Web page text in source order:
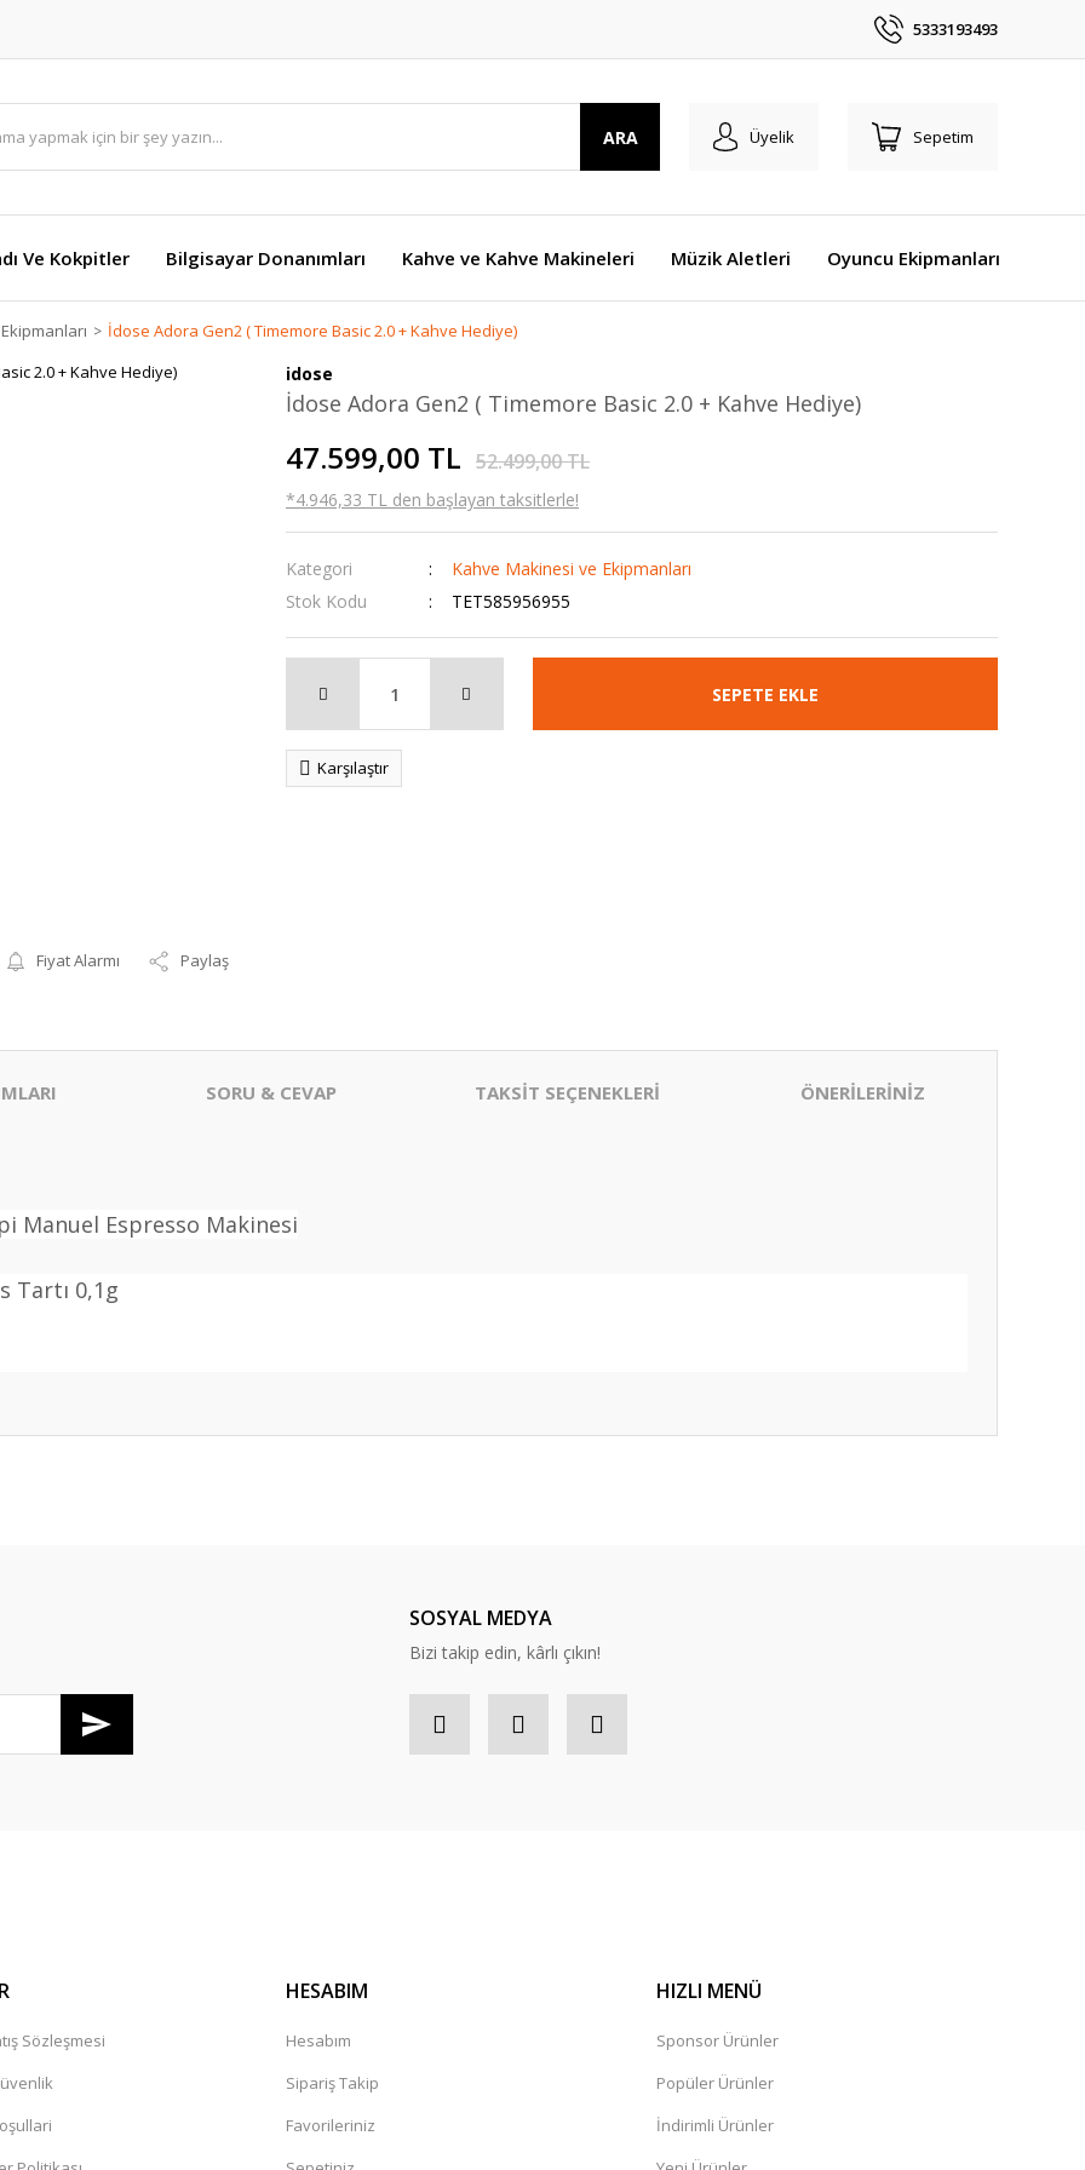
5333193493
ARA Üyelik Sepetim
Ve Kokpitler Bilgisayar Donanımları Kahve ve Kahve Makineleri Müzik Aletleri Oyuncu Ekipmanları
İdose Adora Gen2 ( Timemore Basic 2.0 + Kahve Hediye)
Fiyat Alarmı Paylaş
idose
İdose Adora Gen2 ( Timemore Basic 2.0 + Kahve Hediye)
47.599,00 TL 52.499,00 TL
*4.946,33 TL den başlayan taksitlerle!
Kategori
Kahve Makinesi ve Ekipmanları
Stok Kodu
TET585956955
SEPETE EKLE
Karşılaştır
SORU & CEVAP TAKSİT SEÇENEKLERİ ÖNERİLERİNİZ
Manuel Espresso Makinesi
Tartı 0,1g
SOSYAL MEDYA
Bizi takip edin, kârlı çıkın!
Sözleşmesi
HESABIM
Hesabım
Sipariş Takip
Favorileriniz
HIZLI MENÜ
Sponsor Ürünler
Popüler Ürünler
İndirimli Ürünler